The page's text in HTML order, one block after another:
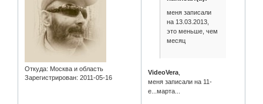
Откуда: Москва и область
Зарегистрирован: 2011-05-16
меня записали
на 13.03.2013,
это меньше, чем
месяц
VideoVera
меня записали на 11-
е...марта...